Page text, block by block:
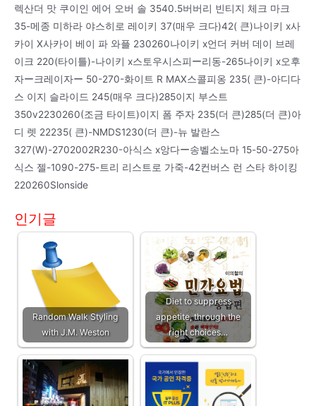
렉산더 맛 쿠이인 에어 오버 솔 3540.5버버리 빈티지 체크 마크
35-메종 미하라 야스히로 레이키 37(매우 크다)42( 큰)나이키 x사
카이 X사카이 베이 파 와플 230260나이키 x언더 커버 데이 브레
이크 220(타이틀)-나이키 x스토우시스피ー리동-265나이키 x오후
자ー크레이자ー 50-270-화이트 R MAX스콜피옹 235( 큰)-아디다
스 이지 슬라이드 245(매우 크다)285이지 부스트
350v2230260(조금 타이트)이지 폼 주자 235(더 큰)285(더 큰)아
디 렛 22235( 큰)-NMDS1230(더 큰)-뉴 발란스
327(W)-2702002R230-아식스 x앙다ー송벨소노마 15-50-275아
식스 젤-1090-275-트리 리스트로 가죽-42컨버스 런 스타 하이킹
220260Slonside
인기글
Random Walk Styling
with J.M. Weston
Diet to suppress
appetite, through the
right choices…